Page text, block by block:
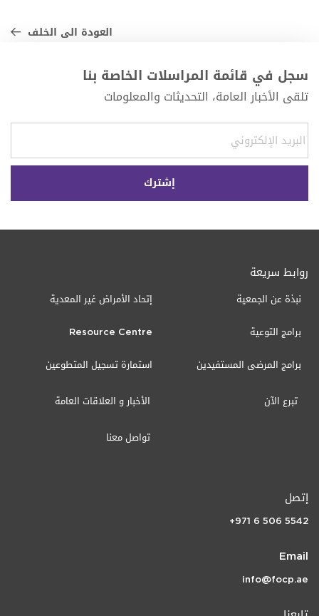
العودة الى الخلف
سجل في قائمة المراسلات الخاصة بنا
تلقى الأخبار العامة، التحديثات والمعلومات
روابط سريعة
نبذة عن الجمعية
برامج التوعية
برامج المرضى المستفيدين
إتحاد الأمراض غير المعدية
Resource Centre
استمارة تسجيل المتطوعين
الأخبار و العلاقات العامة تبرع الآن
تواصل معنا
إتصل
+971 6 506 5542
Email
info@focp.ae